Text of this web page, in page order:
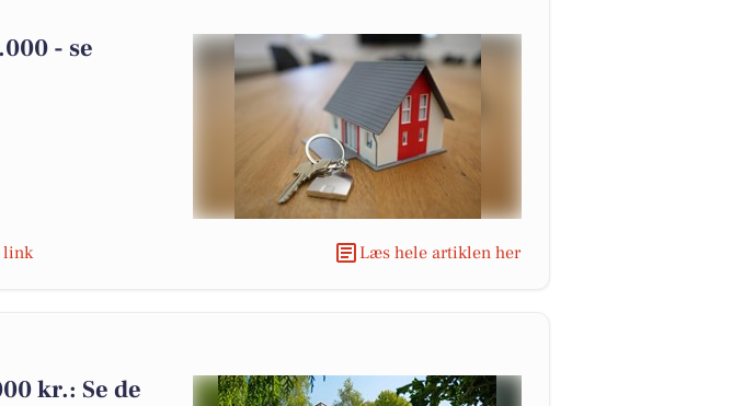
- se
link Læs hele artiklen her
kr.: Se de